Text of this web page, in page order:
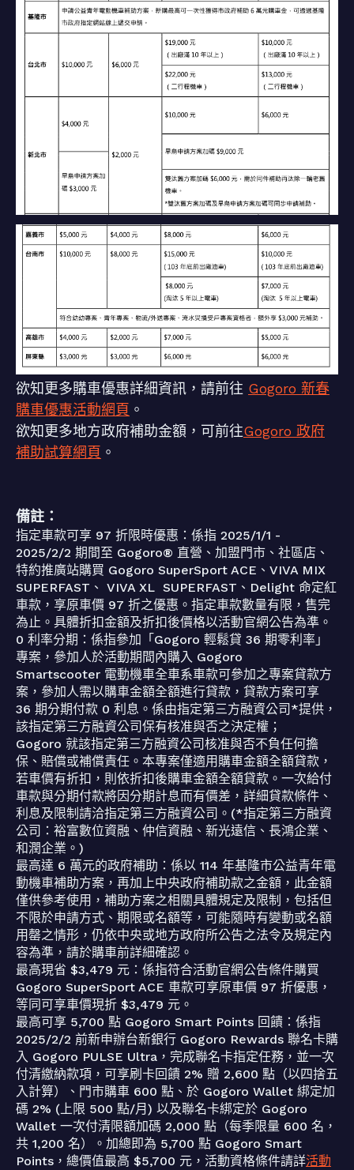
欲知更多購車優惠詳細資訊，請前往 Gogoro 新春
購車優惠活動網頁 。
欲知更多地方政府補助金額，可前往Gogoro 政府
補助試算網頁 。
備註：
指定車款可享 97 折限時優惠：係指 2025/1/1 -
2025/2/2 期間至 Gogoro® 直營、加盟門市、社區店、
特約推廣站購買 Gogoro SuperSport ACE、VIVA MIX
SUPERFAST、 VIVA XL SUPERFAST、Delight 命定紅
車款，享原車價 97 折之優惠。指定車款數量有限，售完
為止。具體折扣金額及折扣後價格以活動官網公告為準。
0 利率分期：係指參加「Gogoro 輕鬆貸 36 期零利率」
專案，參加人於活動期間內購入 Gogoro
Smartscooter 電動機車全車系車款可參加之專案貸款方
案，參加人需以購車金額全額進行貸款，貸款方案可享
36 期分期付款 0 利息。係由指定第三方融資公司*提供，
該指定第三方融資公司保有核准與否之決定權；
Gogoro 就該指定第三方融資公司核准與否不負任何擔
保、賠償或補償責任。本專案僅適用購車金額全額貸款，
若車價有折扣，則依折扣後購車金額全額貸款。一次給付
車款與分期付款將因分期計息而有價差，詳細貸款條件、
利息及限制請洽指定第三方融資公司。(*指定第三方融資
公司：裕富數位資融、仲信資融、新光遠信、長鴻企業、
和潤企業。)
最高達 6 萬元的政府補助：係以 114 年基隆市公益青年電
動機車補助方案，再加上中央政府補助款之金額，此金額
僅供參考使用，補助方案之相關具體規定及限制，包括但
不限於申請方式、期限或名額等，可能隨時有變動或名額
用罄之情形，仍依中央或地方政府所公告之法令及規定內
容為準，請於購車前詳細確認。
最高現省 $3,479 元：係指符合活動官網公告條件購買
Gogoro SuperSport ACE 車款可享原車價 97 折優惠，
等同可享車價現折 $3,479 元。
最高可享 5,700 點 Gogoro Smart Points 回饋：係指
2025/2/2 前新申辦台新銀行 Gogoro Rewards 聯名卡購
入 Gogoro PULSE Ultra，完成聯名卡指定任務，並一次
付清繳納款項，可享刷卡回饋 2% 贈 2,600 點（以四捨五
入計算）、門市購車 600 點、於 Gogoro Wallet 綁定加
碼 2% (上限 500 點/月) 以及聯名卡綁定於 Gogoro
Wallet 一次付清限額加碼 2,000 點（每季限量 600 名，
共 1,200 名）。加總即為 5,700 點 Gogoro Smart
Points，總價值最高 $5,700 元，活動資格條件請詳活動